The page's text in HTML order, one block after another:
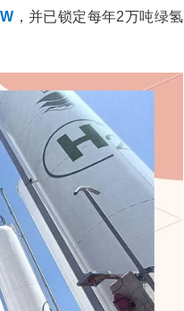
，并已锁定每年2万吨绿氢